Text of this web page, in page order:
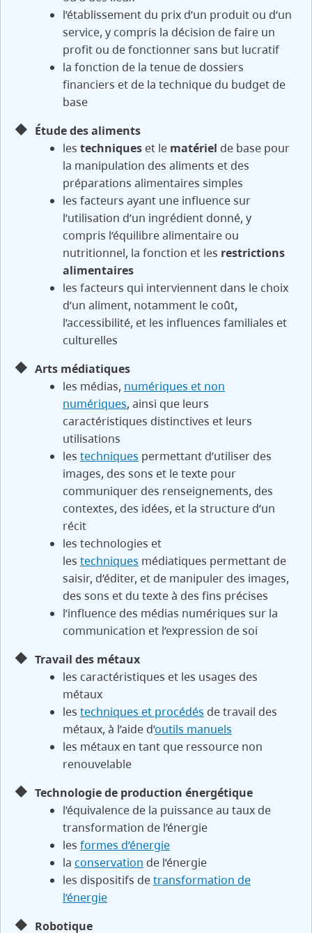
l’établissement du prix d’un produit ou d’un
service, y compris la décision de faire un
profit ou de fonctionner sans but lucratif
la fonction de la tenue de dossiers
financiers et de la technique du budget de
base
Étude des aliments
les techniques et le matériel de base pour
la manipulation des aliments et des
préparations alimentaires simples
les facteurs ayant une influence sur
l’utilisation d’un ingrédient donné, y
compris l’équilibre alimentaire ou
nutritionnel, la fonction et les restrictions
alimentaires
les facteurs qui interviennent dans le choix
d’un aliment, notamment le coût,
l’accessibilité, et les influences familiales et
culturelles
Arts médiatiques
les médias, numériques et non
numériques, ainsi que leurs
caractéristiques distinctives et leurs
utilisations
les techniques permettant d’utiliser des
images, des sons et le texte pour
communiquer des renseignements, des
contextes, des idées, et la structure d’un
récit
les technologies et
les techniques médiatiques permettant de
saisir, d’éditer, et de manipuler des images,
des sons et du texte à des fins précises
l’influence des médias numériques sur la
communication et l’expression de soi
Travail des métaux
les caractéristiques et les usages des
métaux
les techniques et procédés de travail des
métaux, à l’aide d’outils manuels
les métaux en tant que ressource non
renouvelable
Technologie de production énergétique
l’équivalence de la puissance au taux de
transformation de l’énergie
les formes d’énergie
la conservation de l’énergie
les dispositifs detransformation de
l’énergie
Robotique